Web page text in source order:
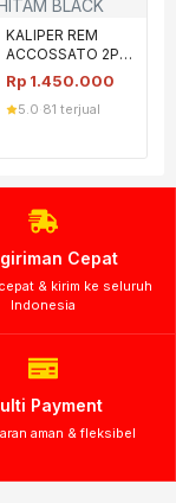
KALIPER REM
ACCOSSATO 2P
HITAM BLACK
ACCOSATO
Rp 1.450.000
5.0 81 terjual
Cepat
& kirim ke seluruh
Indonesia
Payment
aman & fleksibel